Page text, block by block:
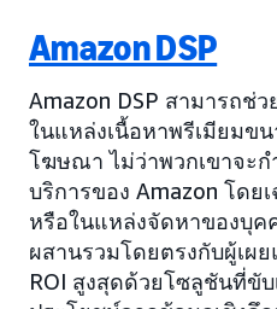
Amazon DSP
Amazon DSP สามารถช่
ในแหล่งเนื้อหาพรีเมียมข
โฆษณา ไม่ว่าพวกเขาจะก
บริการของ Amazon โดย
หรือในแหล่งจัดหาของบุค
ผสานรวมโดยตรงกับผู้เผ
ROI สูงสุดด้วยโซลูชันที่ขั